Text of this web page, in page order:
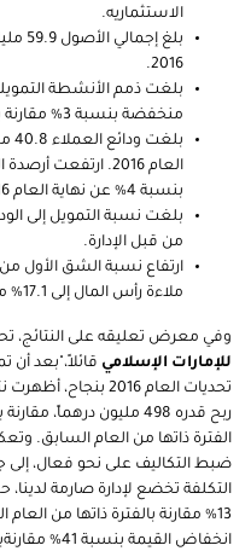
الاستثماريه.
2016.
منخفضة بنسبة 3% مقارنة بنهاية العام 2016.
العام 2016. ارتفعت
بنسبة 4% عن نهاية العام 2016 وتمثل 70% من إجمالي الودائع.
من قبل الإدارة.
ملاءة رأس المال إلى 17.1% من الأرباح المحتجزة.
وفي معرض تعليقه على النتائج،
للإمارات الإسلامي قائلاً،"بعد
تحديات العام 2016
الفترة ذاتها من العام السابق.
ضبط التكاليف على نحو فعال، إلى
التكلفة تخضع لإدارة صارمة
13% مقارنة بالفترة ذاتها من
انخفاض